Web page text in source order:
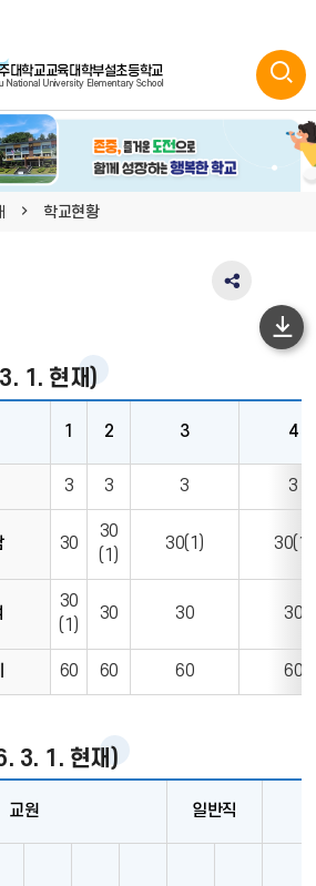
학교현황
SNS
펼
1. 현재)
1 2 3 4
3 3 3 3
30
30
(1)
30(1) 30(1)
30
(1)
30 30 30
60 60 60 60
3. 1. 현재)
교원 일반직
하
이
동